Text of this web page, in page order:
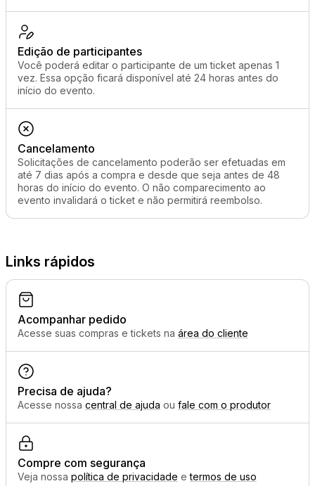
Edição de participantes
Você poderá editar o participante de um ticket apenas 1
vez. Essa opção ficará disponível até 24 horas antes do
início do evento.
Cancelamento
Solicitações de cancelamento poderão ser efetuadas em
até 7 dias após a compra e desde que seja antes de 48
horas do início do evento. O não comparecimento ao
evento invalidará o ticket e não permitirá reembolso.
Links rápidos
Acompanhar pedido
Acesse suas compras e tickets na área do cliente
Precisa de ajuda?
Acesse nossa central de ajuda ou fale com o produtor
Compre com segurança
Veja nossa política de privacidade etermos de uso